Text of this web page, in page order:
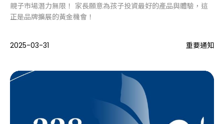
親子市場潛力無限！ 家長願意為孩子投資最好的產品與體驗，這
正是品牌擴展的黃金機會！
2025-03-31 重要通知